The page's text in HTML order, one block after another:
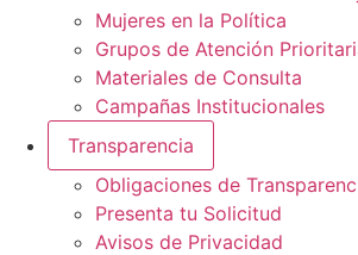
Mujeres en la Política
Grupos de Atención
Materiales de Consulta
Campañas Institucionales
Transparencia
Obligaciones de
Presenta tu Solicitud
Avisos de Privacidad